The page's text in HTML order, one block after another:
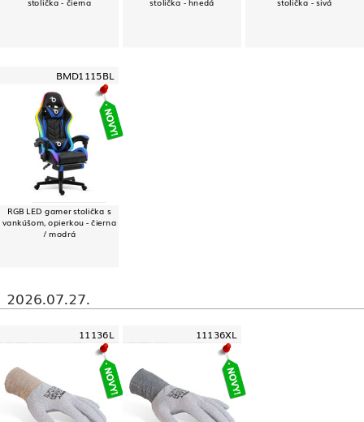
BMD1115BL
RGB LED gamer stolička s
vankúšom, opierkou - čierna
/ modrá
2026.07.27.
11136L 11136XL